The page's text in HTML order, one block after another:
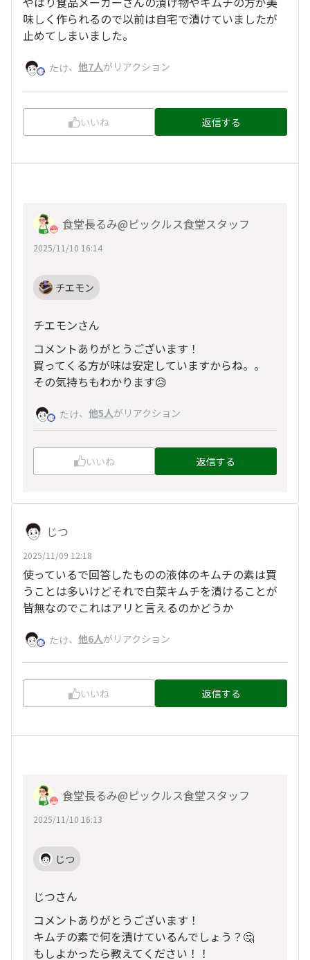
味しく作られるので以前は自宅で漬けていましたが
止めてしまいました。
たけ、 他7人がリアクション
いいね 返信する
食堂長るみ@ピックルス食堂スタッフ
2025/11/10 16:14
チエモン
チエモンさん
コメントありがとうございます！
買ってくる方が味は安定していますからね。。
その気持ちもわかります😥
たけ、 他5人がリアクション
いいね 返信する
じつ
2025/11/09 12:18
使っているで回答したものの液体のキムチの素は買
うことは多いけどそれで白菜キムチを漬けることが
皆無なのでこれはアリと言えるのかどうか
たけ、 他6人がリアクション
いいね 返信する
食堂長るみ@ピックルス食堂スタッフ
2025/11/10 16:13
じつ
じつさん
コメントありがとうございます！
キムチの素で何を漬けているんでしょう？🤔
もしよかったら教えてください！！